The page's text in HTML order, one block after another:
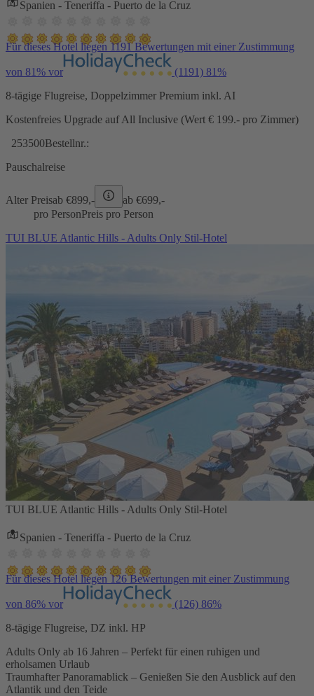
Spanien - Teneriffa - Puerto de la Cruz
Für dieses Hotel liegen 1191 Bewertungen mit einer Zustimmung
von 81% vor (1191) 81%
8-tägige Flugreise, Doppelzimmer Premium inkl. AI
Kostenfreies Upgrade auf All Inclusive (Wert € 199.- pro Zimmer)
253500Bestellnr.:
Pauschalreise
Alter Preisab €899,- ab €699,-
pro PersonPreis pro Person
TUI BLUE Atlantic Hills - Adults Only Stil-Hotel
TUI BLUE Atlantic Hills - Adults Only Stil-Hotel
Spanien - Teneriffa - Puerto de la Cruz
Für dieses Hotel liegen 126 Bewertungen mit einer Zustimmung
von 86% vor (126) 86%
8-tägige Flugreise, DZ inkl. HP
Adults Only ab 16 Jahren – Perfekt für einen ruhigen und
erholsamen Urlaub
Traumhafter Panoramablick – Genießen Sie den Ausblick auf den
Atlantik und den Teide